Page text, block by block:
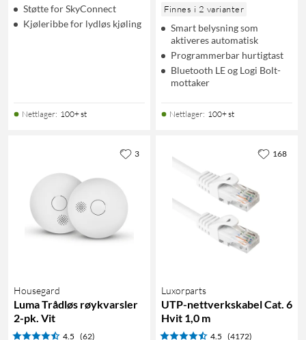
Støtte for SkyConnect
Kjøleribbe for lydløs kjøling
Nettlager: 100+ st
Finnes i 2 varianter
Smart belysning som
aktiveres automatisk
Programmerbar hurtigtast
Bluetooth LE og Logi Bolt-
mottaker
Nettlager: 100+ st
Housegard
Luma Trådløs røykvarsler
2-pk. Vit
4.5 (62)
3
Luxorparts
UTP-nettverkskabel Cat. 6
Hvit 1,0 m
4.5 (4172)
168